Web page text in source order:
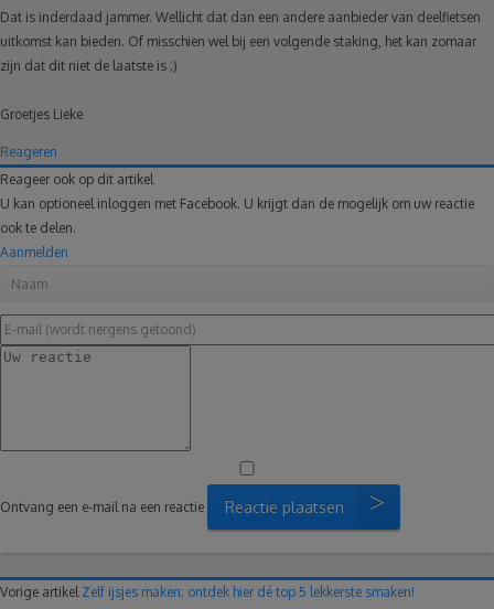
Dat is inderdaad jammer. Wellicht dat dan een andere aanbieder van deelfietsen
uitkomst kan bieden. Of misschien wel bij een volgende staking, het kan zomaar
zijn dat dit niet de laatste is ;)
Groetjes Lieke
Reageren
Reageer ook op dit artikel
U kan optioneel inloggen met Facebook. U krijgt dan de mogelijk om uw reactie
ook te delen.
Aanmelden
Ontvang een e-mail na een reactie Reactie plaatsen
Vorige artikel Zelf ijsjes maken; ontdek hier dé top 5 lekkerste smaken!